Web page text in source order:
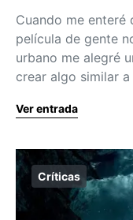
Cuando me enteré
película de gente
urbano me alegré
crear algo similar
Ver entrada
Críticas